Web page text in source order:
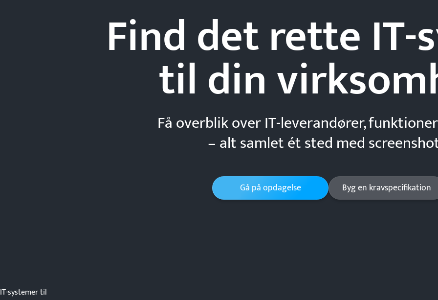
Find det rette IT-
tildin
Få overblik over IT-leverandører,
– alt samlet ét sted med
Gå på opdagelse Byg en kravspecifikation
IT-systemer til